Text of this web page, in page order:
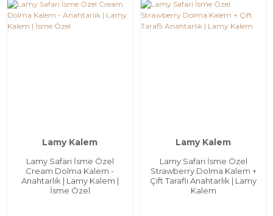
Lamy Kalem
Lamy Safari İsme Özel
Cream Dolma Kalem -
Anahtarlık | Lamy Kalem |
İsme Özel
Lamy Kalem
Lamy Safari İsme Özel
Strawberry Dolma Kalem +
Çift Taraflı Anahtarlık | Lamy
Kalem